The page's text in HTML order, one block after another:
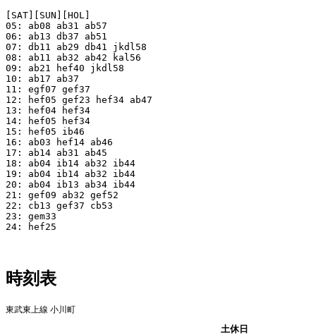
[SAT][SUN][HOL]
05: ab08 ab31 ab57
06: ab13 db37 ab51
07: db11 ab29 db41 jkdl58
08: ab11 ab32 ab42 kal56
09: ab21 hef40 jkdl58
10: ab17 ab37
11: egf07 gef37
12: hef05 gef23 hef34 ab47
13: hef04 hef34
14: hef05 hef34
15: hef05 ib46
16: ab03 hef14 ab46
17: ab14 ab31 ab45
18: ab04 ib14 ab32 ib44
19: ab04 ib14 ab32 ib44
20: ab04 ib13 ab34 ib44
21: gef09 ab32 gef52
22: cb13 gef37 cb53
23: gem33
24: hef25
時刻表
東武東上線 小川町
土休日